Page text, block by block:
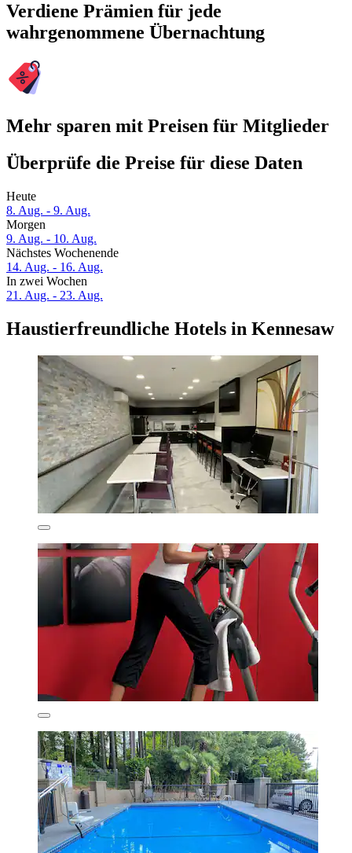
Verdiene Prämien für jede
wahrgenommene Übernachtung
Mehr sparen mit Preisen für Mitglieder
Überprüfe die Preise für diese Daten
Heute
8. Aug. - 9. Aug.
Morgen
9. Aug. - 10. Aug.
Nächstes Wochenende
14. Aug. - 16. Aug.
In zwei Wochen
21. Aug. - 23. Aug.
Haustierfreundliche Hotels in Kennesaw